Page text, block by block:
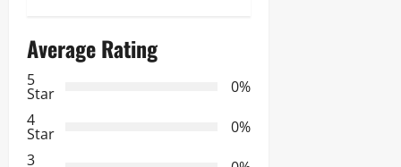
c
i
ó
Average Rating
5
Star
0%
4
Star
0%
3